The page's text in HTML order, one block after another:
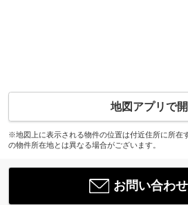
地図アプリで開
※地図上に表示される物件の位置は付近住所に所在
の物件所在地とは異なる場合がございます。
お問い合わ